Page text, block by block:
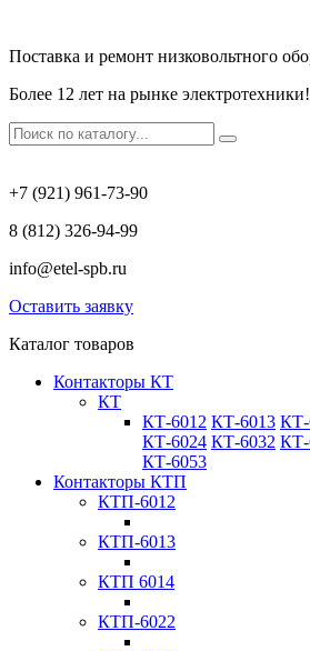
Поставка и ремонт низковольтного
Более 12 лет на рынке электротехники!
+7 (921) 961-73-90
8 (812) 326-94-99
info@etel-spb.ru
Оставить заявку
Каталог товаров
Контакторы КТ
КТ
КТ-6012 КТ-6013 КТ-
КТ-6024 КТ-6032 КТ-
КТ-6053
Контакторы КТП
КТП-6012
КТП-6013
КТП 6014
КТП-6022